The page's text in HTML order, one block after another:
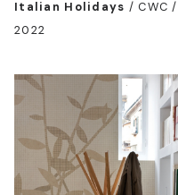
Italian Holidays /CWC /
2022